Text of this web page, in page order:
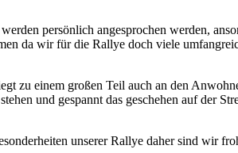
persönlich angesprochen werden,
da wir für die Rallye doch viele
zu einem großen Teil auch an den
und gespannt das geschehen auf der
unserer Rallye daher sind wir